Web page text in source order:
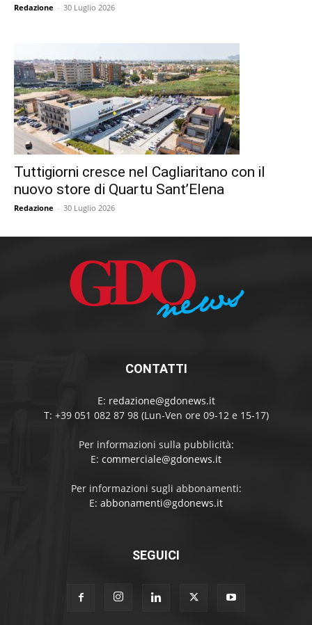
Redazione - 30 Luglio 2026
Tuttigiorni cresce nel Cagliaritano con il
nuovo store di Quartu Sant’Elena
Redazione - 30 Luglio 2026
CONTATTI
E: redazione@gdonews.it
T: +39 051 082 87 98 (Lun-Ven ore 09-12 e 15-17)
Per informazioni sulla pubblicità:
E: commerciale@gdonews.it
Per informazioni sugli abbonamenti:
E: abbonamenti@gdonews.it
SEGUICI